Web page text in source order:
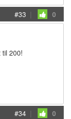
#33 | 0
til 200!
#34 | 0